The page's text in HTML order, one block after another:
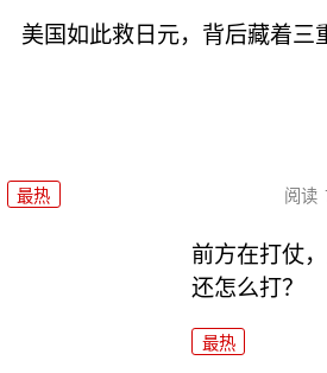
美国如此救日元，背后藏着三
最热 阅读
前方在打仗
还怎么打？
最热